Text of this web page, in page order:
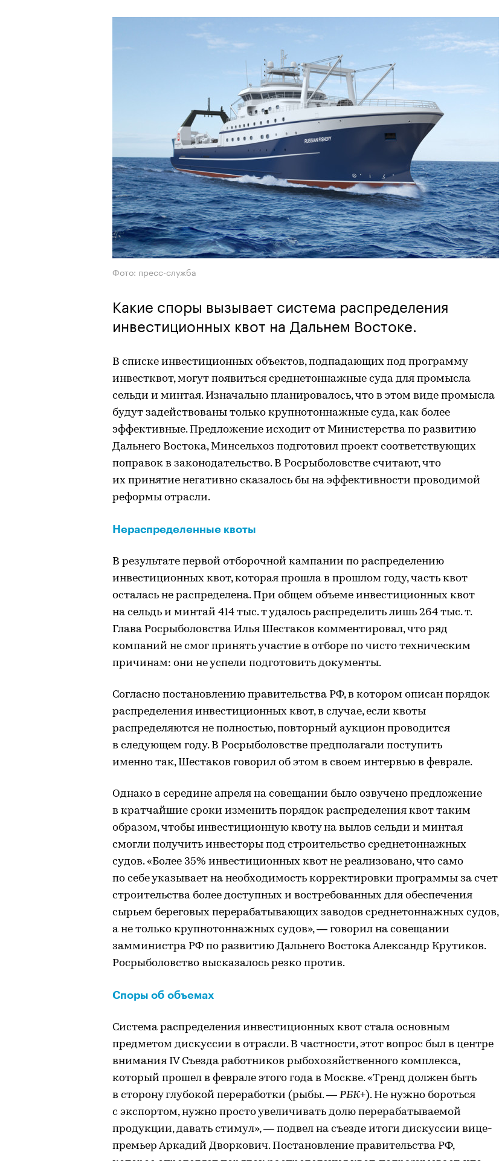
Фото: пресс-служба
Какие споры вызывает система распределения
инвестиционных квот на Дальнем Востоке.
В списке инвестиционных объектов, подпадающих под программу
инвестквот, могут появиться среднетоннажные суда для промысла
сельди и минтая. Изначально планировалось, что в этом виде промысла
будут задействованы только крупнотоннажные суда, как более
эффективные. Предложение исходит от Министерства по развитию
Дальнего Востока, Минсельхоз подготовил проект соответствующих
поправок в законодательство. В Росрыболовстве считают, что
их принятие негативно сказалось бы на эффективности проводимой
реформы отрасли.
Нераспределенные квоты
В результате первой отборочной кампании по распределению
инвестиционных квот, которая прошла в прошлом году, часть квот
осталась не распределена. При общем объеме инвестиционных квот
на сельдь и минтай 414 тыс. т удалось распределить лишь 264 тыс. т.
Глава Росрыболовства Илья Шестаков комментировал, что ряд
компаний не смог принять участие в отборе по чисто техническим
причинам: они не успели подготовить документы.
Согласно постановлению правительства РФ, в котором описан порядок
распределения инвестиционных квот, в случае, если квоты
распределяются не полностью, повторный аукцион проводится
в следующем году. В Росрыболовстве предполагали поступить
именно так, Шестаков говорил об этом в своем интервью в феврале.
Однако в середине апреля на совещании было озвучено предложение
в кратчайшие сроки изменить порядок распределения квот таким
образом, чтобы инвестиционную квоту на вылов сельди и минтая
смогли получить инвесторы под строительство среднетоннажных
судов. «Более 35% инвестиционных квот не реализовано, что само
по себе указывает на необходимость корректировки программы за счет
строительства более доступных и востребованных для обеспечения
сырьем береговых перерабатывающих заводов среднетоннажных судов,
а не только крупнотоннажных судов», — говорил на совещании
замминистра РФ по развитию Дальнего Востока Александр Крутиков.
Росрыболовство высказалось резко против.
Споры об объемах
Система распределения инвестиционных квот стала основным
предметом дискуссии в отрасли. В частности, этот вопрос был в центре
внимания IV Съезда работников рыбохозяйственного комплекса,
который прошел в феврале этого года в Москве. «Тренд должен быть
в сторону глубокой переработки (рыбы. — РБК+). Не нужно бороться
с экспортом, нужно просто увеличивать долю перерабатываемой
продукции, давать стимул», — подвел на съезде итоги дискуссии вице-
премьер Аркадий Дворкович. Постановление правительства РФ,